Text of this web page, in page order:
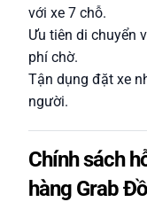
với xe 7 chỗ.
Ưu tiên di chuyển
phí chờ.
Tận dụng đặt xe
người.
Chính sách
hàng Grab